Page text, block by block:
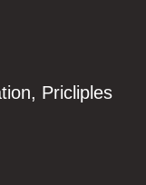
Pricliples